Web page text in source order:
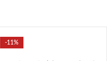
-11%